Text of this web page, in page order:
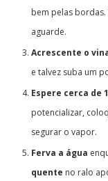
bem pelas
aguarde.
Acrescente o
e talvez suba um
Espere cerca de
potencializar,
segurar o vapor.
Ferva a água
quente no ralo